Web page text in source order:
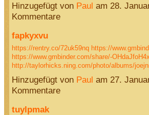
Hinzugefügt von Paul am 28.
Kommentare
fapkyxvu
https://rentry.co/72uk59nq https://
https://www.gmbinder.com/share/-
http://taylorhicks.ning.com/photo/albums/
Hinzugefügt von Paul am 27.
Kommentare
tuylpmak